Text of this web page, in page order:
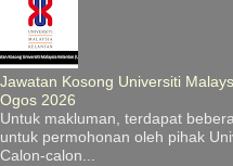
Jawatan Kosong Universiti
Ogos 2026
Untuk makluman, terdapat
untuk permohonan oleh pihak
Calon-calon...